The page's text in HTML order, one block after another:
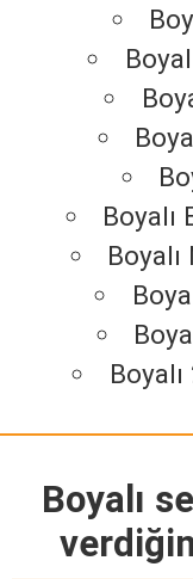
Boyalı
Boyalı